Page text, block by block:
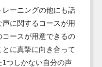
ーニングの他にも話
に関するコースが用
ースが用意できるの
に真摯に向き合って
つしかない自分の声